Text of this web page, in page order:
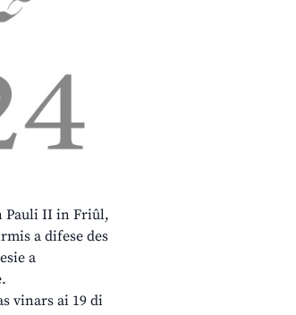
Pauli II in Friûl,
a difese des
a
vinars ai 19 di